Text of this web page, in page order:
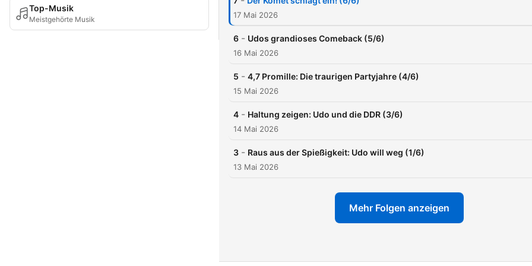
Top-Musik
Meistgehörte Musik
Deutschlands? Und wie
Exzess und Erneuerung?
17 Mai 2026
6 - Udos grandioses Comeback (5/6)
16 Mai 2026
5 - 4,7 Promille: Die traurigen Partyjahre (4/6)
15 Mai 2026
4 - Haltung zeigen: Udo und die DDR (3/6)
14 Mai 2026
3 - Raus aus der Spießigkeit: Udo will weg (1/6)
13 Mai 2026
Mehr Folgen anzeigen